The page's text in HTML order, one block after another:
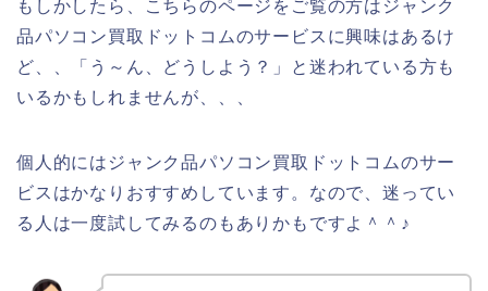
もしかしたら、こちらのページをご覧の方はジャンク
品パソコン買取ドットコムのサービスに興味はあるけ
ど、、「う～ん、どうしよう？」と迷われている方も
いるかもしれませんが、、、
個人的にはジャンク品パソコン買取ドットコムのサー
ビスはかなりおすすめしています。なので、迷ってい
る人は一度試してみるのもありかもですよ＾＾♪